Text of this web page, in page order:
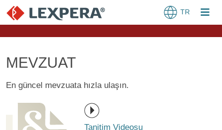
TR
MEVZUAT
En güncel mevzuata hızla ulaşın.
Tanitim Videosu